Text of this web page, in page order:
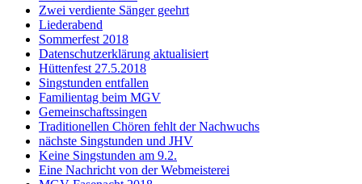
Zwei verdiente Sänger geehrt
Liederabend
Sommerfest 2018
Datenschutzerklärung aktualisiert
Hüttenfest 27.5.2018
Singstunden entfallen
Familientag beim MGV
Gemeinschaftssingen
Traditionellen Chören fehlt der Nachwuchs
nächste Singstunden und JHV
Keine Singstunden am 9.2.
Eine Nachricht von der Webmeisterei